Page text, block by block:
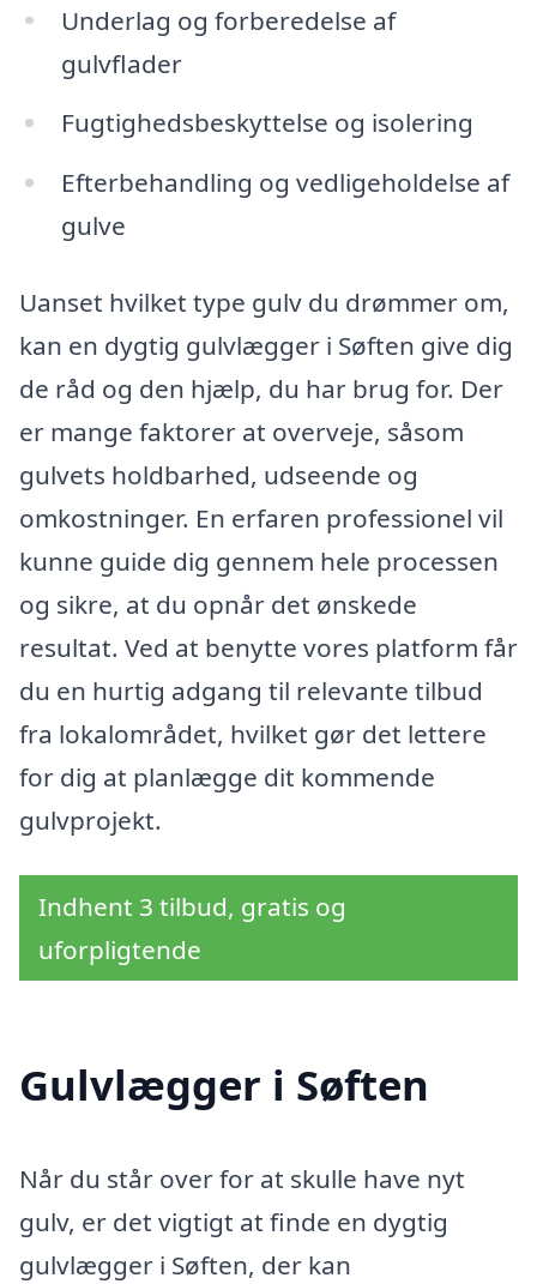
Underlag og forberedelse af
gulvflader
Fugtighedsbeskyttelse og isolering
Efterbehandling og vedligeholdelse af
gulve
Uanset hvilket type gulv du drømmer om,
kan en dygtig gulvlægger i Søften give dig
de råd og den hjælp, du har brug for. Der
er mange faktorer at overveje, såsom
gulvets holdbarhed, udseende og
omkostninger. En erfaren professionel vil
kunne guide dig gennem hele processen
og sikre, at du opnår det ønskede
resultat. Ved at benytte vores platform får
du en hurtig adgang til relevante tilbud
fra lokalområdet, hvilket gør det lettere
for dig at planlægge dit kommende
gulvprojekt.
Indhent 3 tilbud, gratis og
uforpligtende
Gulvlægger i Søften
Når du står over for at skulle have nyt
gulv, er det vigtigt at finde en dygtig
gulvlægger i Søften, der kan